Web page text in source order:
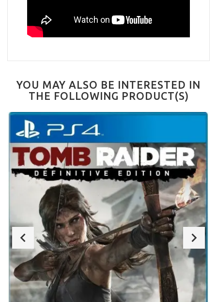
YOU MAY ALSO BE INTERESTED IN
THE FOLLOWING PRODUCT(S)